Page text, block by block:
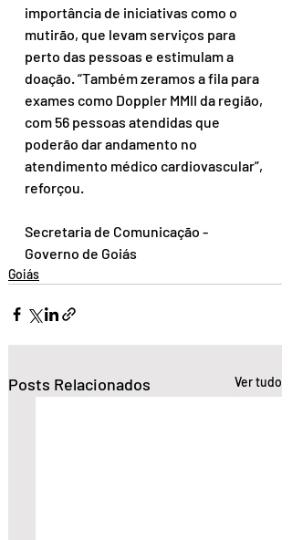
importância de iniciativas como o
mutirão, que levam serviços para
perto das pessoas e estimulam a
doação. “Também zeramos a fila para
exames como Doppler MMII da região,
com 56 pessoas atendidas que
poderão dar andamento no
atendimento médico cardiovascular”,
reforçou.
Secretaria de Comunicação -
Governo de Goiás
Goiás
Posts Relacionados Ver tudo